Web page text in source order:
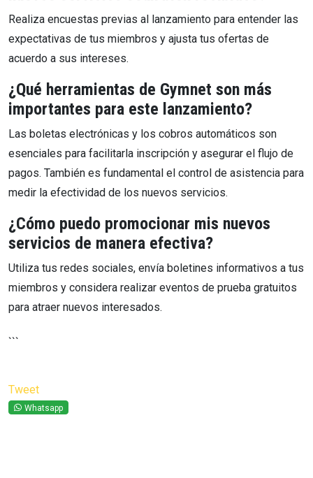
Realiza encuestas previas al lanzamiento para entender las
expectativas de tus miembros y ajusta tus ofertas de
acuerdo a sus intereses.
¿Qué herramientas de Gymnet son más
importantes para este lanzamiento?
Las boletas electrónicas y los cobros automáticos son
esenciales para facilitarla inscripción y asegurar el flujo de
pagos. También es fundamental el control de asistencia para
medir la efectividad de los nuevos servicios.
¿Cómo puedo promocionar mis nuevos
servicios de manera efectiva?
Utiliza tus redes sociales, envía boletines informativos a tus
miembros y considera realizar eventos de prueba gratuitos
para atraer nuevos interesados.
```
Tweet
Whatsapp